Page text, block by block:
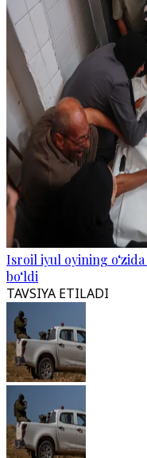
Isroil iyul oyining o‘zida
bo‘ldi
TAVSIYA ETILADI